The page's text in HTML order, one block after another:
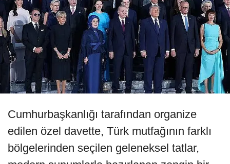
Cumhurbaşkanlığı tarafından organize
edilen özel davette, Türk mutfağının farklı
bölgelerinden seçilen geleneksel tatlar,